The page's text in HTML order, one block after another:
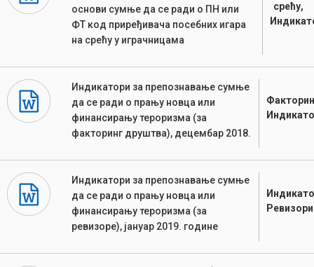
основи сумње да се ради о ПН или
ФТ код приређивача посебних игара
на срећу у играчницама
срећу,
Индикатори за препознавање сумње
да се ради о прању новца или
финансирању тероризма (за
факторинг друштва), децембар 2018.
Индикатори за препознавање сумње
да се ради о прању новца или
финансирању тероризма (за
ревизоре), јануар 2019. године
Ревизори